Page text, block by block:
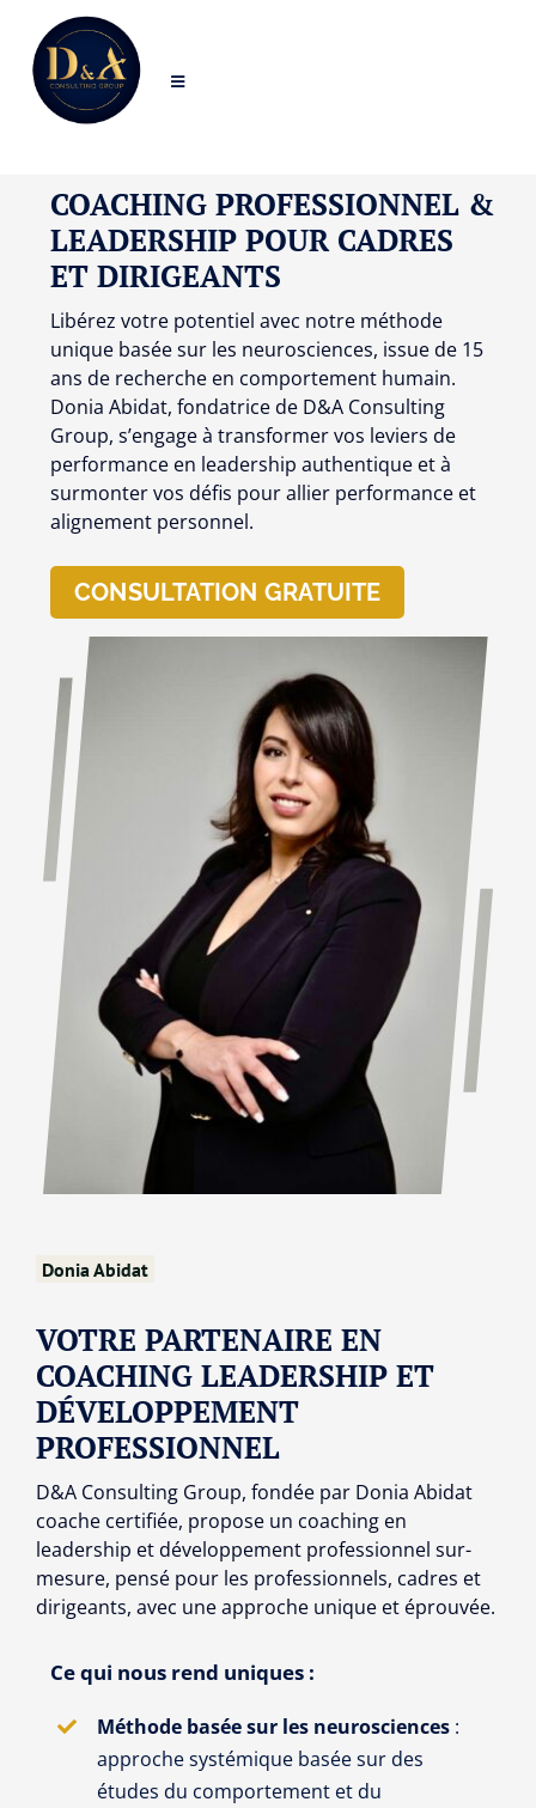
Passer
contenu
Toggle
PRESSE
CONTACT
COACHING PROFESSIONNEL &
LEADERSHIP POUR CADRES
ET DIRIGEANTS
Libérez votre potentiel avec notre méthode
unique basée sur les neurosciences, issue de 15
ans de recherche en comportement humain.
Donia Abidat, fondatrice de D&A Consulting
Group, s’engage à transformer vos leviers de
performance en leadership authentique et à
surmonter vos défis pour allier performance et
alignement personnel.
CONSULTATION GRATUITE
Donia Abidat
VOTRE PARTENAIRE EN
COACHING LEADERSHIP ET
DÉVELOPPEMENT
PROFESSIONNEL
D&A Consulting Group, fondée par Donia Abidat
coache certifiée, propose un coaching en
leadership et développement professionnel sur-
mesure, pensé pour les professionnels, cadres et
dirigeants, avec une approche unique et éprouvée.
Ce qui nous rend uniques :
Méthode basée sur les neurosciences:
approche systémique basée sur des
études du comportement et du